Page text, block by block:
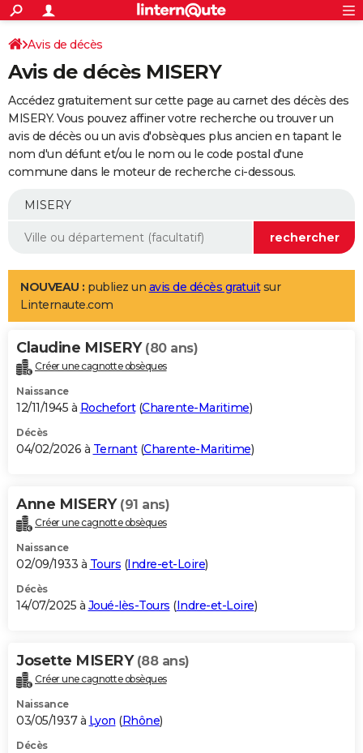
ACTUALITÉS
Politique
Société
Faits Divers
Education
Monde
Villes
+
SPORT
Coupe du monde 2026
Football
Tennis
Cyclisme
Rugby
Forum
Programme TV
TNT
Streaming
Cinéma
Sorties cinéma
Musique
+
FINANCE
Retraite
Epargne
Immobilier
Risques naturels par ville
Banque
Assurance
AUTO
Essais
Réserver un essai
Citadines
Berlines
SUV
Forum auto
+
Mobiles
Meilleur smartphone
Internet
Ordinateurs
Jeux vidéo
Guide high-tech
Aménagement intérieur
LIFESTYLE
Art de vivre
Bien-être
Loisirs
Mode
Modes de vie
Alimentation
Guide de la santé
Maladies
Médicaments
Sommeil
VOYAGE
Destinations
City break
Voyage nature
Voyage de noces
Forum
Climat
+PHOTO
GUIDES D'ACHAT
BONS PLANS
Carte de Noël
Carte Bonne année
Carte Saint-Valentin
Carte Pâques
Carte d'anniversaire
DICTIONNAIRE
Dictionnaire
Biographies
Citations
Expressions
Proverbes
PROGRAMME TV
S'inscrire
Se connecter
Lycées
Collèges
Primaires
Universités
Entreprises
Service militaire
Avis de recherche
AVIS DE DÉCÈS
Bricolage
Lifestyle
Culture
Sport
Auto
Television
Voyage
Cinema
Avis de décès
Avis de décès MISERY
Accédez gratuitement sur cette page au carnet des décès des
MISERY. Vous pouvez affiner votre recherche ou trouver un
avis de décès ou un avis d'obsèques plus ancien en tapant le
nom d'un défunt et/ou le nom ou le code postal d'une
commune dans le moteur de recherche ci-dessous.
NOUVEAU : publiez un avis de décès gratuitsur
Linternaute.com
Claudine MISERY (80 ans)
Créer une cagnotte obsèques
Naissance
12/11/1945 à Rochefort(Charente-Maritime)
Décès
04/02/2026 à Ternant(Charente-Maritime)
Anne MISERY (91 ans)
Créer une cagnotte obsèques
Naissance
02/09/1933 à Tours (Indre-et-Loire)
Décès
14/07/2025 à Joué-lès-Tours (Indre-et-Loire)
Josette MISERY (88 ans)
Créer une cagnotte obsèques
Naissance
03/05/1937 à Lyon (Rhône)
Décès